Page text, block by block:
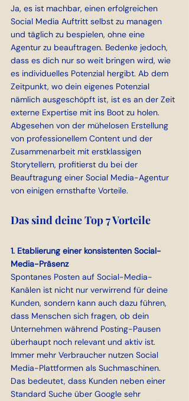
Ja, es ist machbar, einen erfolgreichen
Social Media Auftritt selbst zu managen
und täglich zu bespielen, ohne eine
Agentur zu beauftragen. Bedenke jedoch,
dass es dich nur so weit bringen wird, wie
es individuelles Potenzial hergibt. Ab dem
Zeitpunkt, wo dein eigenes Potenzial
nämlich ausgeschöpft ist, ist es an der Zeit
externe Expertise mit ins Boot zu holen.
Abgesehen von der mühelosen Erstellung
von professionellem Content und der
Zusammenarbeit mit erstklassigen
Storytellern, profitierst du bei der
Beauftragung einer Social Media-Agentur
von einigen ernsthafte Vorteile.
Das sind deine Top 7 Vorteile
1. Etablierung einer konsistenten Social-
Media-Präsenz
Spontanes Posten auf Social-Media-
Kanälen ist nicht nur verwirrend für deine
Kunden, sondern kann auch dazu führen,
dass Menschen sich fragen, ob dein
Unternehmen während Posting-Pausen
überhaupt noch relevant und aktiv ist.
Immer mehr Verbraucher nutzen Social
Media-Plattformen als Suchmaschinen.
Das bedeutet, dass Kunden neben einer
Standard Suche über Google sehr